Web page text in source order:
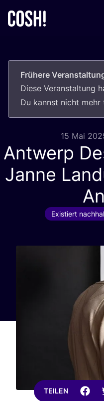
Frühere
Die­se Ver­an­stal­tung
Du kannst nicht mehr
15 Mai
Antwerp
Janne
Existiert
TEILEN